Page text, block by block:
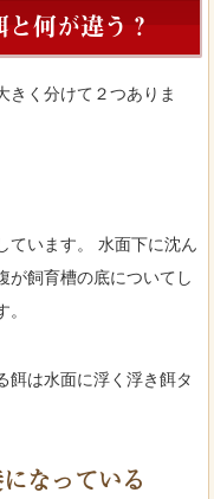
何が違う？
きく分けて２つありま
ています。 水面下に沈ん
が飼育槽の底についてし
餌は水面に浮く浮き餌タ
なっている